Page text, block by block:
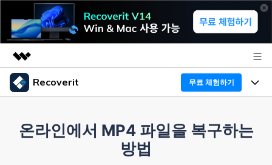
주요 제품
유틸리티
비즈니스
Recoverit 무료 체험하기
Recoverit - Windows 버전
온라인에서 MP4 파일을 복구하는
방법